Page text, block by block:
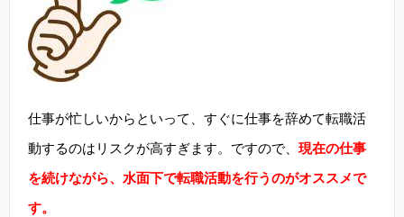
仕事が忙しいからといって、すぐに仕事を辞めて転職活
動するのはリスクが高すぎます。ですので、 現在の仕事
を続けながら、水面下で転職活動を行うのがオススメで
す。